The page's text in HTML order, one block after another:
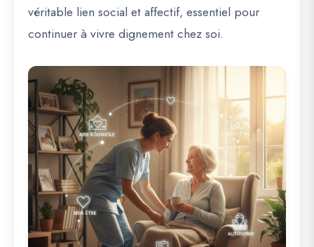
véritable lien social et affectif, essentiel pour
continuer à vivre dignement chez soi.